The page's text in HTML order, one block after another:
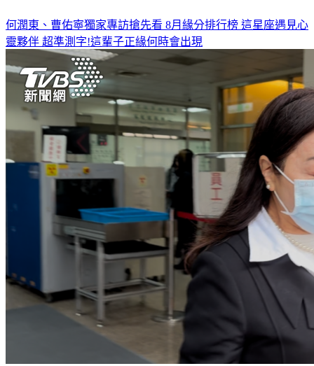
何潤東、曹佑寧獨家專訪搶先看 8月緣分排行榜 這星座遇見心
靈夥伴 超準測字!這輩子正緣何時會出現